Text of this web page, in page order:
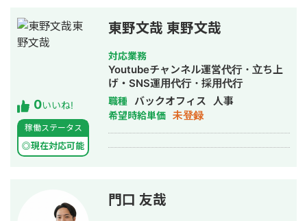
0いいね!
稼働ステータス
◎現在対応可能
東野文哉 東野文哉
対応業務
Youtubeチャンネル運営代行・立ち上
げ・SNS運用代行・採用代行
職種 バックオフィス 人事
希望時給単価 未登録
門口 友哉